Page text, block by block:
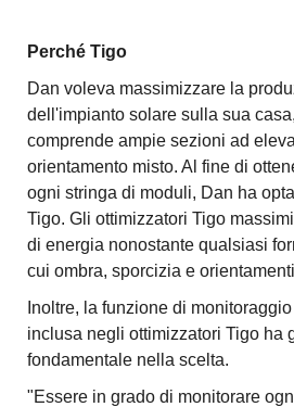
Perché Tigo
Dan voleva massimizzare la
dell'impianto solare sulla sua
comprende ampie sezioni ad
orientamento misto. Al fine di
ogni stringa di moduli, Dan ha
Tigo. Gli ottimizzatori Tigo
di energia nonostante qualsiasi
cui ombra, sporcizia e
Inoltre, la funzione di
inclusa negli ottimizzatori Tigo ha
fondamentale nella scelta.
"Essere in grado di monitorare